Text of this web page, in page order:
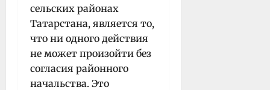
сельских районах
Татарстана, является то,
что ни одного действия
не может произойти без
согласия районного
начальства. Это